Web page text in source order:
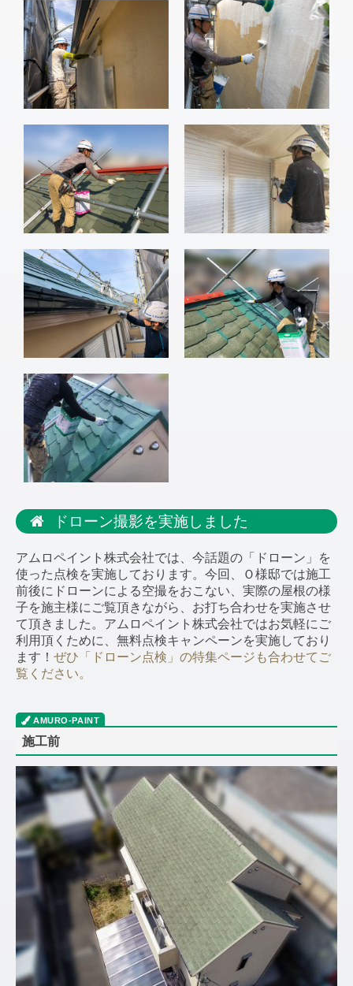
ドローン撮影を実施しました
アムロペイント株式会社では、今話題の「ドローン」を
使った点検を実施しております。今回、Ｏ様邸では施工
前後にドローンによる空撮をおこない、実際の屋根の様
子を施主様にご覧頂きながら、お打ち合わせを実施させ
て頂きました。アムロペイント株式会社ではお気軽にご
利用頂くために、無料点検キャンペーンを実施しており
ます！ ぜひ「ドローン点検」の特集ページも合わせてご
覧ください。
施工前